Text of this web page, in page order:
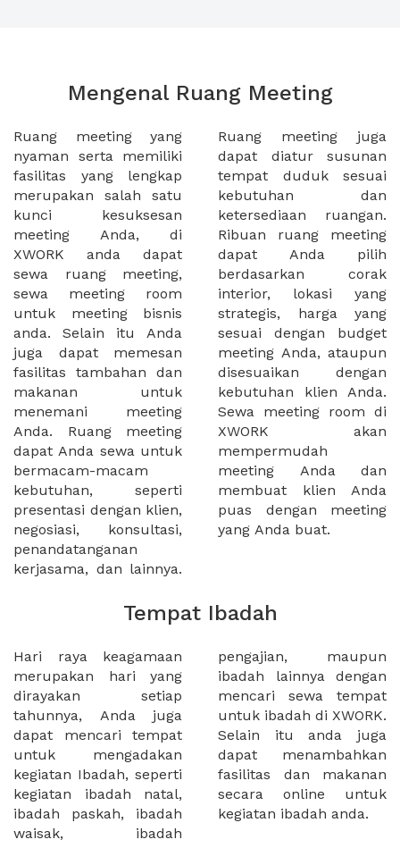
Mengenal Ruang Meeting
Ruang meeting yang
nyaman serta memiliki
fasilitas yang lengkap
merupakan salah satu
kunci kesuksesan
meeting Anda, di
XWORK anda dapat
sewa ruang meeting,
sewa meeting room
untuk meeting bisnis
anda. Selain itu Anda
juga dapat memesan
fasilitas tambahan dan
makanan untuk
menemani meeting
Anda. Ruang meeting
dapat Anda sewa untuk
bermacam-macam
kebutuhan, seperti
presentasi dengan klien,
negosiasi, konsultasi,
penandatanganan
kerjasama, dan lainnya.
Ruang meeting juga
dapat diatur susunan
tempat duduk sesuai
kebutuhan dan
ketersediaan ruangan.
Ribuan ruang meeting
dapat Anda pilih
berdasarkan corak
interior, lokasi yang
strategis, harga yang
sesuai dengan budget
meeting Anda, ataupun
disesuaikan dengan
kebutuhan klien Anda.
Sewa meeting room di
XWORK akan
mempermudah
meeting Anda dan
membuat klien Anda
puas dengan meeting
yang Anda buat.
Tempat Ibadah
Hari raya keagamaan
merupakan hari yang
dirayakan setiap
tahunnya, Anda juga
dapat mencari tempat
untuk mengadakan
kegiatan Ibadah, seperti
kegiatan ibadah natal,
ibadah paskah, ibadah
waisak, ibadah
pengajian, maupun
ibadah lainnya dengan
mencari sewa tempat
untuk ibadah di XWORK.
Selain itu anda juga
dapat menambahkan
fasilitas dan makanan
secara online untuk
kegiatan ibadah anda.